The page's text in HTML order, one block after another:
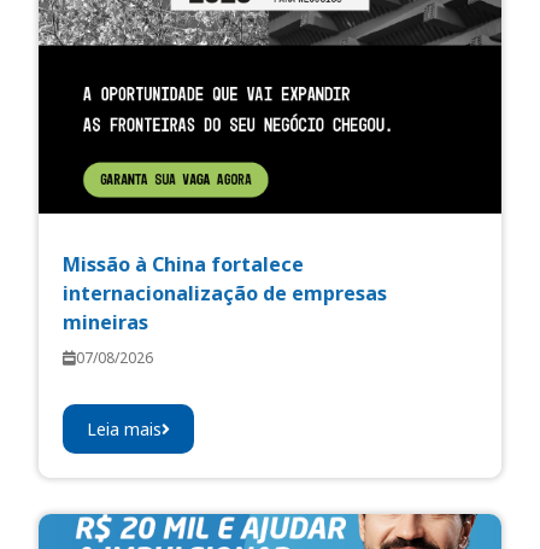
Missão à China fortalece
internacionalização de empresas
mineiras
07/08/2026
Leia mais